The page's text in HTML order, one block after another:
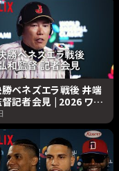
ベネズエラ戦後 井端
記者会見 | 2026 ワー
スボールクラシック |
Japan